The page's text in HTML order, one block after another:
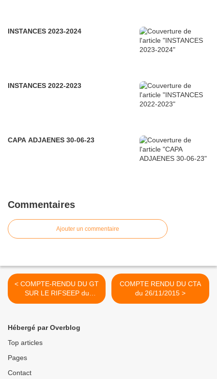
INSTANCES 2023-2024
INSTANCES 2022-2023
CAPA ADJAENES 30-06-23
Commentaires
Ajouter un commentaire
< COMPTE-RENDU DU GT
SUR LE RIFSEEP du
24/11/2015
COMPTE RENDU DU CTA
du 26/11/2015 >
Hébergé par Overblog
Top articles
Pages
Contact